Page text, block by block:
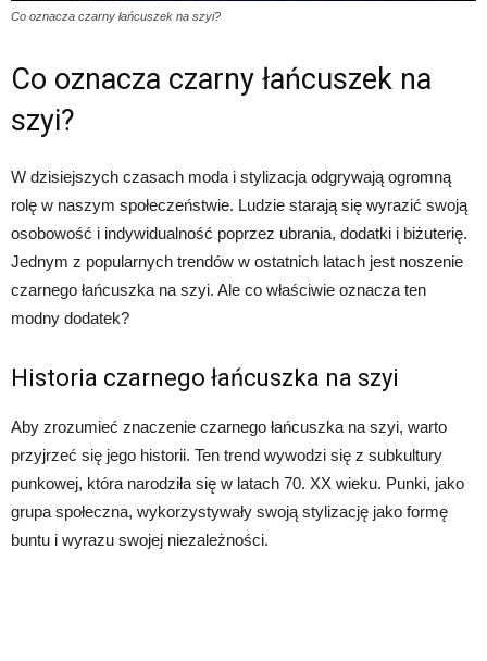
Co oznacza czarny łańcuszek na szyi?
Co oznacza czarny łańcuszek na
szyi?
W dzisiejszych czasach moda i stylizacja odgrywają ogromną
rolę w naszym społeczeństwie. Ludzie starają się wyrazić swoją
osobowość i indywidualność poprzez ubrania, dodatki i biżuterię.
Jednym z popularnych trendów w ostatnich latach jest noszenie
czarnego łańcuszka na szyi. Ale co właściwie oznacza ten
modny dodatek?
Historia czarnego łańcuszka na szyi
Aby zrozumieć znaczenie czarnego łańcuszka na szyi, warto
przyjrzeć się jego historii. Ten trend wywodzi się z subkultury
punkowej, która narodziła się w latach 70. XX wieku. Punki, jako
grupa społeczna, wykorzystywały swoją stylizację jako formę
buntu i wyrazu swojej niezależności.